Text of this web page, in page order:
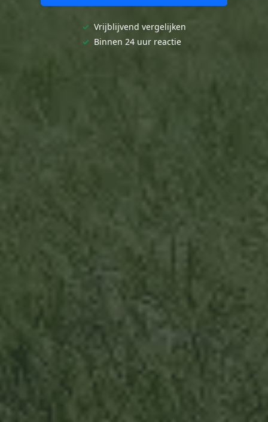
✓ Vrijblijvend vergelijken
✓ Binnen 24 uur reactie